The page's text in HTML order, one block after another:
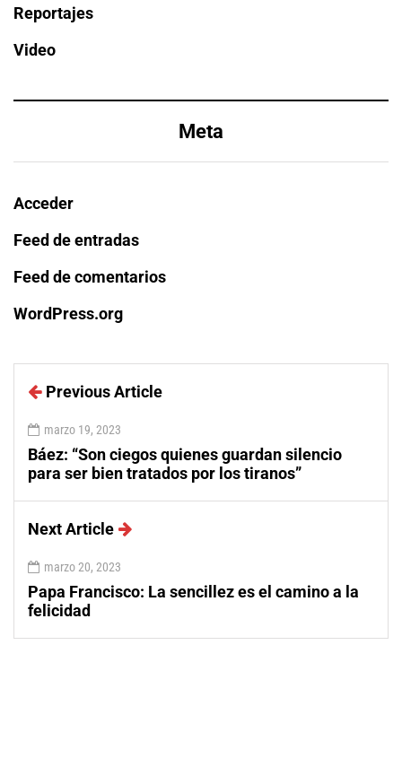
Reportajes
Video
Meta
Acceder
Feed de entradas
Feed de comentarios
WordPress.org
Previous Article
marzo 19, 2023
Báez: “Son ciegos quienes guardan silencio
para ser bien tratados por los tiranos”
Next Article
marzo 20, 2023
Papa Francisco: La sencillez es el camino a la
felicidad